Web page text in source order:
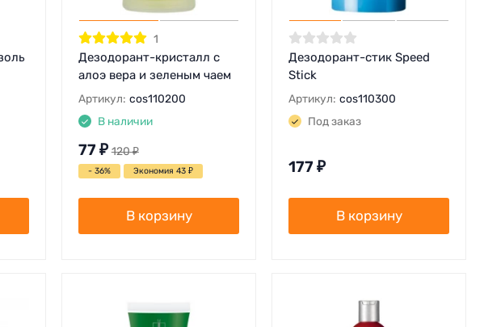
1
Дезодорант-кристалл с
алоэ вера и зеленым чаем
Артикул: cos110200
В наличии
77 ₽ 120₽
- 36% Экономия 43 ₽
В корзину
Дезодорант-стик Speed
Stick
Артикул: cos110300
Под заказ
177 ₽
В корзину